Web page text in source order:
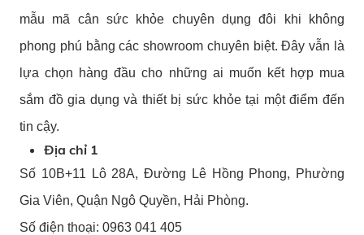
mẫu mã cân sức khỏe chuyên dụng đôi khi không
phong phú bằng các showroom chuyên biệt. Đây vẫn là
lựa chọn hàng đầu cho những ai muốn kết hợp mua
sắm đồ gia dụng và thiết bị sức khỏe tại một điểm đến
tin cậy.
Địa chỉ 1
Số 10B+11 Lô 28A, Đường Lê Hồng Phong, Phường
Gia Viên, Quận Ngô Quyền, Hải Phòng.
Số điện thoại: 0963 041 405